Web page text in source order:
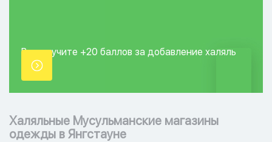
Вы получите +20 баллов за добавление халяль
точки.
Халяльные Мусульманские магазины
одежды в Янгстауне